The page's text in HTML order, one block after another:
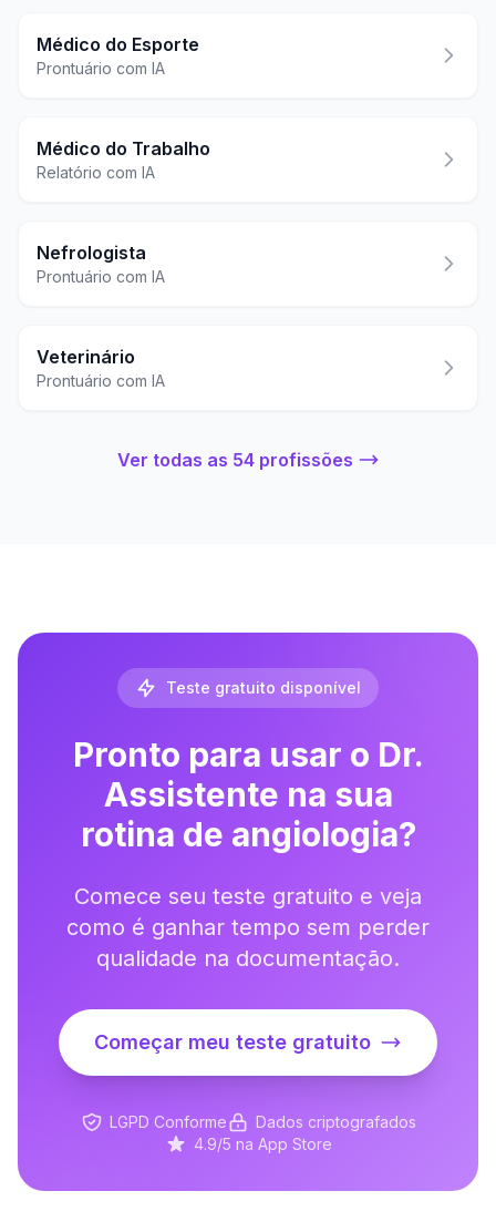
Médico do Esporte
Prontuário com IA
Médico do Trabalho
Relatório com IA
Nefrologista
Prontuário com IA
Veterinário
Prontuário com IA
Ver todas as 54 profissões
Teste gratuito disponível
Pronto para usar o Dr.
Assistente na sua
rotina de angiologia?
Comece seu teste gratuito e veja
como é ganhar tempo sem perder
qualidade na documentação.
Começar meu teste gratuito
LGPD Conforme
Dados criptografados
4.9/5 na App Store